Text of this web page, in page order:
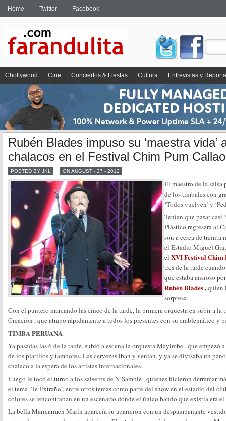
Home Twitter Facebook
Chollywood Cine Conciertos & Fiestas Cultura Entrevistas y
Rubén Blades impuso su ‘maestra vida’
chalacos en el Festival Chim Pum
POSTED BY JKL ON AUGUST - 27 - 2012
El maestro de la
de los timbales con
‘Todos vuelven’ y
Tenían que pasar casi
Plástico regresara al
son a cerca de treinta
el Estadio Miguel
el XVI Festival Chim
tres de la tarde
que estaba ansioso
Rubén Blades ,quien
sorpresa.
Con el puntero marcando las cinco de la tarde, la primera orquesta en subir a
Creación , que atrapó rápidamente a todos los presentes con su emblemático y
TIMBA PERUANA
Ya pasadas las 6 de la tarde, subió a escena la orquesta Mayimbe , que empezó
de los platillos y tambores. Las cervezas iban y venían, y ya se divisaba un
chalaco a la espera de los artistas internacionales.
Luego le tocó el turno a los salseros de N’Samble , quienes hicieron derramar
el tema ‘Te Extraño’, entre otros temas como parte del show en el estadio del
colores se rencontraban en un escenario donde el único bando que existía era el
La bella Maricarmen Marín aparecía su aparición con un despampanante